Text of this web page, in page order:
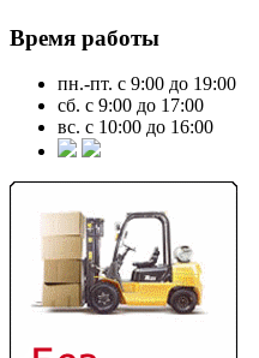
Время работы
пн.-пт. с 9:00 до 19:00
сб. с 9:00 до 17:00
вс. с 10:00 до 16:00